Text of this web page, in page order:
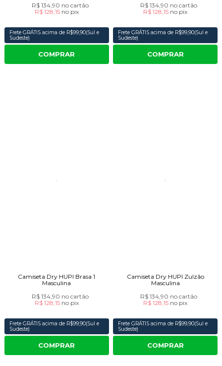
R$ 134,90 no cartão
R$ 128,15 no pix
Frete GRÁTIS acima de R$99,90(Sul e
Sudeste)
COMPRAR
R$ 134,90 no cartão
R$ 128,15 no pix
Frete GRÁTIS acima de R$99,90(Sul e
Sudeste)
COMPRAR
Camiseta Dry HUPI Brasa 1
Masculina
R$ 134,90 no cartão
R$ 128,15 no pix
Frete GRÁTIS acima de R$99,90(Sul e
Sudeste)
COMPRAR
Camiseta Dry HUPI Zulzão
Masculina
R$ 134,90 no cartão
R$ 128,15 no pix
Frete GRÁTIS acima de R$99,90(Sul e
Sudeste)
COMPRAR